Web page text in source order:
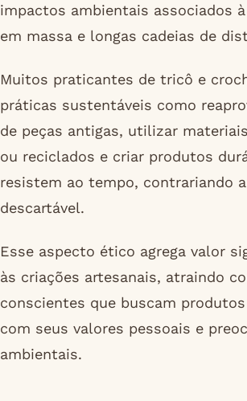
impactos ambientais associados
em massa e longas cadeias de
Muitos praticantes de tricô e
práticas sustentáveis como
de peças antigas, utilizar
ou reciclados e criar produtos
resistem ao tempo, contrariando
descartável.
Esse aspecto ético agrega valor
às criações artesanais, atraindo
conscientes que buscam
com seus valores pessoais e
ambientais.